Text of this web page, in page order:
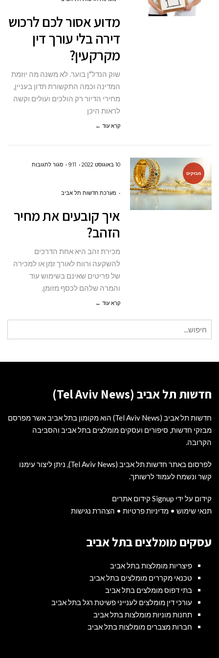
לרכוש
מדוע אסור לכם לרכוש
דירה בלי עורך דין
מקרקעין?
שוק הנדל"ן בוער. לא משנה מה יוזמת
המדינה וכמה התקשורת תדון בעניין,
מחירי הדיור רק הולכים ועולים וקשה
לראות היכן
קרא עוד ←
מבזקים
10 באוגוסט 2022 9:11 סגור לתגובותעל
מחיר
מערכת חדשות תל אביב
איך קובעים את מחיר
הזהב?
מכירת זהב היא אחת הדרכים
להשקעה ורווח לאורך זמן או למכירה
של פריטים שאינם בשימוש עוד
והמרה שלהם לכסף מזומן.
קרא עוד ←
עבור:
חדשות תל אביב (Tel Aviv News)
חדשות תל אביב (Tel Aviv News) הוא מקומון בתל אביב אשר מפרסם
מבזקי חדשות, סיפורים ועסקים מומלצים בתל אביב והסביבה
הקרובה.
לפרסום באתר חדשות תל אביב (Tel Aviv News),
ניתן ליצור עימנו
קשר ונשמח לעמוד לרשותך.
קידום על ידי Signup קידום אתרים
תנאי שימוש • מדיניות פרטיות • הצהרת נגישות
עסקים מומלצים בתל אביב
פיצריות מומלצות בתל אביב
טכנאי מקררים מומלצים בתל אביב
בתי דפוס מומלצים בתל אביב
עורכי דין מומלצים לענייני פשיטת רגל בתל אביב
תחנות מוניות מומלצות בתל אביב
חברות מצברים מומלצות בתל אביב